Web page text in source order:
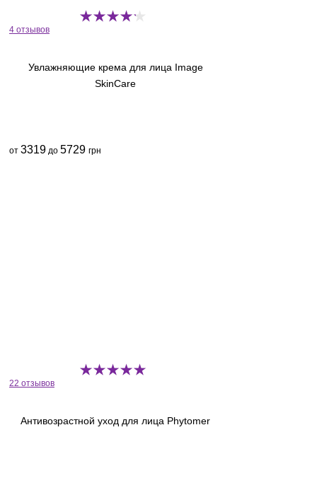
4 отзывов
Увлажняющие крема для лица Image
SkinCare
от 3319 до 5729 грн
22 отзывов
Антивозрастной уход для лица Phytomer